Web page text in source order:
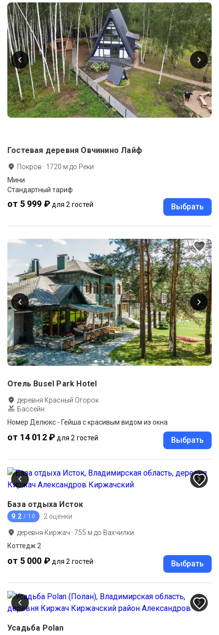
Гостевая деревня Овчинино Лайф
Покров · 1720 м до Реки
Мини
Стандартный тариф
от 5 999 ₽ для 2 гостей Выбрать
Отель Busel Park Hotel
деревня Красный Огорок
Бассейн
Номер Делюкс - Гейша с красивым видом из окна
от 14 012 ₽ для 2 гостей Выбрать
База отдыха Исток
9.2 / 10 2 оценки
деревня Киржач ·755 м до Вахчилки
Коттедж 2
от 5 000 ₽ для 2 гостей Выбрать
Усадьба Polan